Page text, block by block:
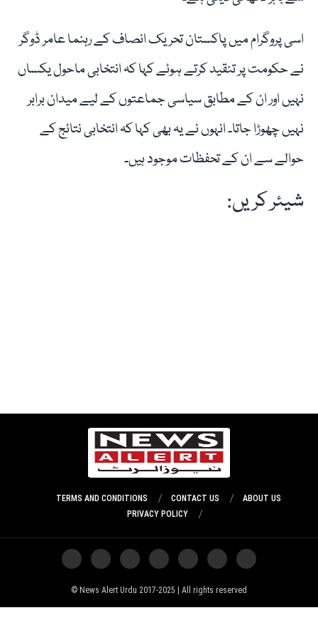
اسی پروگرام میں پاکستان تحریک انصاف کے رہنما عامر ڈوگر
نے حکومت پر تنقید کرتے ہوئے کہا کہ انتخابی ماحول یکساں
نہیں اور ان کے مطابق سیاسی جماعتوں کے لیے میدان برابر
نہیں چھوڑا جاتا۔ انہوں نے یہ بھی کہا کہ انتخابی نتائج کے
حوالے سے ان کے تحفظات موجود ہیں۔
شیئر کریں:
ABOUT US
CONTACT US
TERMS AND CONDITIONS
PRIVACY POLICY
News Alert Urdu 2017-2025 | All rights reserved ©